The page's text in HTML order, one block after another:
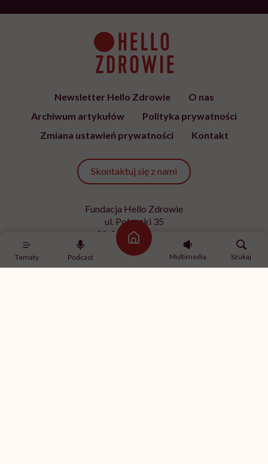
Tematy Podcast
Strona główna
Multimedia
Szukaj
Newsletter Hello Zdrowie
O nas
Archiwum artykułów
Polityka prywatności
Zmiana ustawień prywatności
Kontakt
Skontaktuj się z nami
Fundacja Hello Zdrowie
ul. Poleczki 35
02-822 Warszawa
NIP 9512613236
Kontakt z redakcją